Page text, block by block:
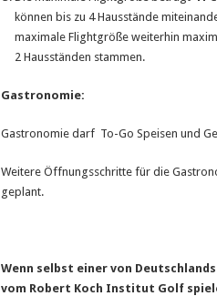
können bis zu 4 Hausstände
maximale Flightgröße weiterhin
2 Hausständen stammen.
Gastronomie:
Gastronomie darf To-Go Speisen und
Weitere Öffnungsschritte für die
geplant.
Wenn selbst einer von
vom Robert Koch Institut Golf